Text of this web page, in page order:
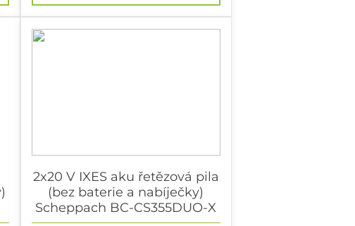
2x20 V IXES aku řetězová pila
(bez baterie a nabíječky)
Scheppach BC-CS355DUO-X